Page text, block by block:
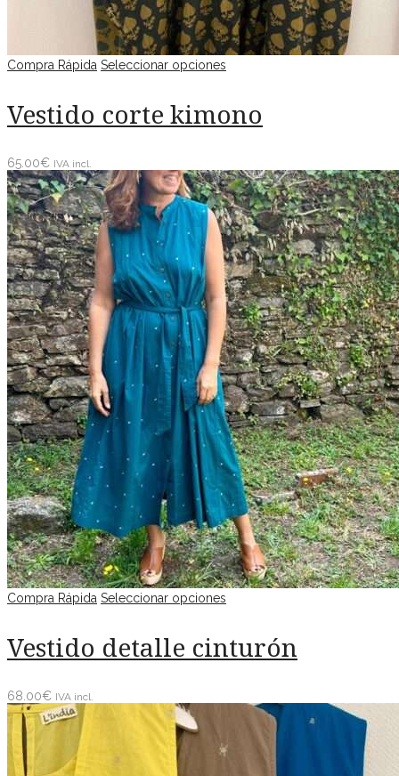
Compra Rápida Seleccionar opciones
Vestido corte kimono
65.00€ IVA incl.
Compra Rápida Seleccionar opciones
Vestido detalle cinturón
68.00€ IVA incl.